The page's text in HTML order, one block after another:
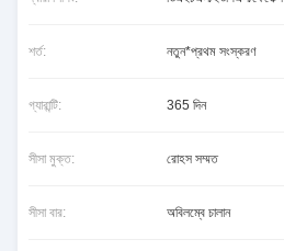
শর্ত: নতুন*প্রথম সংস্করণ
গ্যারান্টি: 365 দিন
সীসা মুক্ত: রোহস সম্মত
সীসা বার: অবিলম্বে চালান